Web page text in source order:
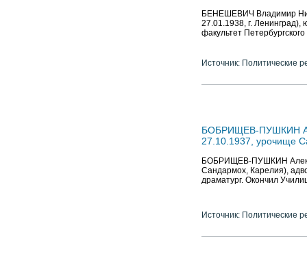
БЕНЕШЕВИЧ Владимир
27.01.1938, г. Ленинград),
факультет
Источник: Политические
БОБРИЩЕВ-ПУШКИН
27.10.1937, урочище
БОБРИЩЕВ-ПУШКИН
Сандармох, Карелия),
драматург. Окончил
Источник: Политические